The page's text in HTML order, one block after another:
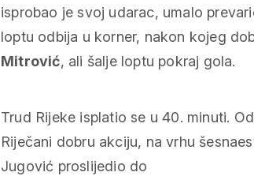
isprobao je svoj udarac, umalo
loptu odbija u korner, nakon kojeg
Mitrović, ali šalje loptu pokraj gola.
Trud Rijeke isplatio se u 40. minuti.
Riječani dobru akciju, na vrhu
Jugović proslijedio do